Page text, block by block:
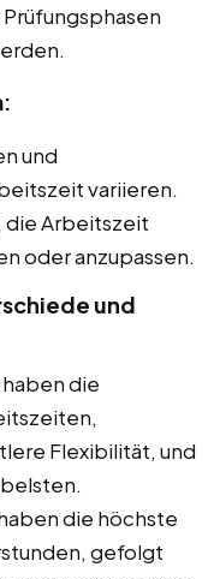
und
variieren.
Arbeitszeit
oder anzupassen.
und
die
Flexibilität, und
die höchste
gefolgt